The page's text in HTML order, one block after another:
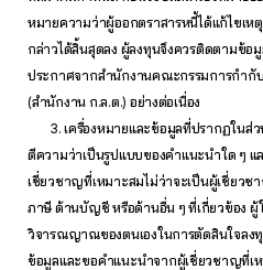
หมายความว่าผู้ออกตราสารหนี้ได้แก้ไขเ
กล่าวได้สิ้นสุดลง ผู้ลงทุนจึงควรติดตามข้อ
ประกาศจากสำนักงานคณะกรรมการกำ
(สำนักงาน ก.ล.ต.) อย่างต่อเนื่อง
3. เครื่องหมายและข้อมูลที่ปรากฏในส่
ตีความว่าเป็นรูปแบบของคำแนะนำใด ๆ
เชี่ยวชาญที่เหมาะสมไม่ว่าจะเป็นผู้เชี่ยว
ภาษี ด้านบัญชี หรือด้านอื่น ๆ ที่เกี่ยวข้อง ผู้
วิจารณญาณของตนเองในการตัดสินใจลง
ข้อมูลและขอคำแนะนำจากผู้เชี่ยวชาญที่เ